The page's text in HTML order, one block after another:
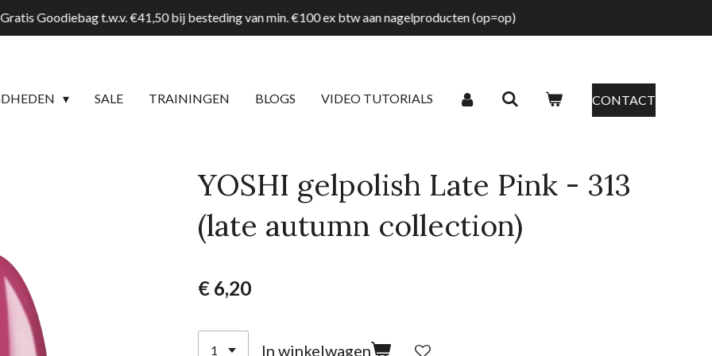
Goodiebag t.w.v. €41,50 bij besteding van min. €100 ex btw aan nagelproducten (op=op)
SALE TRAININGEN BLOGS VIDEO TUTORIALS CONTACT
YOSHI gelpolish Late Pink - 313
(late autumn collection)
€ 6,20
In winkelwagen